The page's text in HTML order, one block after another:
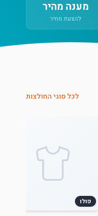
מענה מהיר
להצעת מחיר
לכל סוגי החולצות
פולו